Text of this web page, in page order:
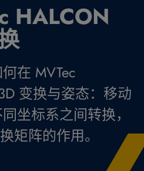
HALCON
在 MVTec
变换与姿态：移动
坐标系之间转换，
矩阵的作用。